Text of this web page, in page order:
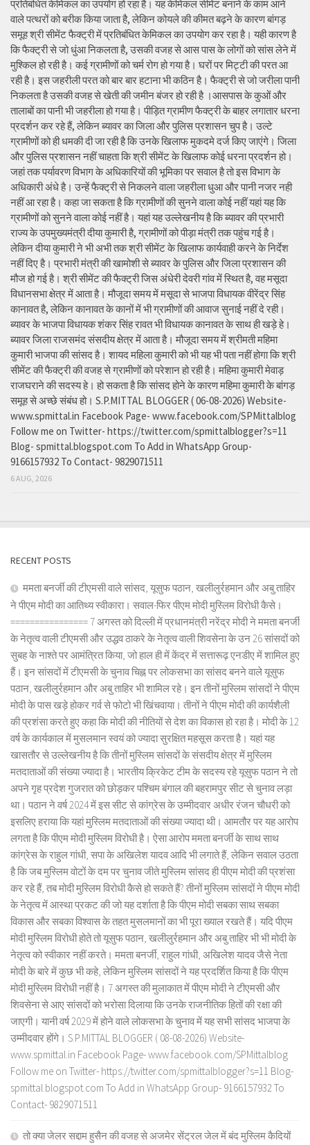
प्रतिबंधित केमिकल का उपयोग हो रहा है। यह केमिकल सीमेंट बनाने के काम आने
वाले पत्थरों को बरीक किया जाता है, लेकिन कोयले की कीमत बढ़ने के कारण बांगड़
समूह श्री सीमेंट फैक्ट्री में प्रतिबंधित केमिकल का उपयोग कर रहा है। यही कारण है
कि फैक्ट्री से जो धुंआ निकलता है, उसकी वजह से आस पास के लोगों को सांस लेने में
मुश्किल हो रही है। कई ग्रामीणों को चर्म रोग हो गया है। घरों पर मिट्टी की परत आ
रही है। इस जहरीली परत को बार बार हटाना भी कठिन है। फैक्ट्री से जो जरीला पानी
निकलता है उसकी वजह से खेती की जमीन बंजर हो रही है ।आसपास के कुओं और
तालाबों का पानी भी जहरीला हो गया है। पीड़ित ग्रामीण फैक्ट्री के बाहर लगातार धरना
प्रदर्शन कर रहे हैं, लेकिन ब्यावर का जिला और पुलिस प्रशासन चुप है। उल्टे
ग्रामीणों को ही धमकी दी जा रही है कि उनके खिलाफ मुकदमे दर्ज किए जाएंगे। जिला
और पुलिस प्रशासन नहीं चाहता कि श्री सीमेंट के खिलाफ कोई धरना प्रदर्शन हो।
जहां तक पर्यावरण विभाग के अधिकारियों की भूमिका पर सवाल है तो इस विभाग के
अधिकारी अंधे है। उन्हें फैक्ट्री से निकलने वाला जहरीला धुआ और पानी नजर नही
नहीं आ रहा है। कहा जा सकता है कि ग्रामीणों की सुनने वाला कोई नहीं यहां यह कि
ग्रामीणों को सुनने वाला कोई नहीं है। यहां यह उल्लेखनीय है कि ब्यावर की प्रभारी
राज्य के उपमुख्यमंत्री दीया कुमारी है, ग्रामीणों को पीड़ा मंत्री तक पहुंच गई है।
लेकिन दीया कुमारी ने भी अभी तक श्री सीमेंट के खिलाफ कार्यवाही करने के निर्देश
नहीं दिए है। प्रभारी मंत्री की खामोशी से ब्यावर के पुलिस और जिला प्रशासन की
मौज हो गई है। श्री सीमेंट की फैक्ट्री जिस अंधेरी देवरी गांव में स्थित है, वह मसूदा
विधानसभा क्षेत्र में आता है। मौजूदा समय में मसूदा से भाजपा विधायक वीरेंद्र सिंह
कानावत है, लेकिन कानावत के कानों में भी ग्रामीणों की आवाज सुनाई नहीं दे रही।
ब्यावर के भाजपा विधायक शंकर सिंह रावत भी विधायक कानावत के साथ ही खड़े हे।
ब्यावर जिला राजसमंद संसदीय क्षेत्र में आता है। मौजूदा समय में श्रीमती महिमा
कुमारी भाजपा की सांसद है। शायद महिला कुमारी को भी यह भी पता नहीं होगा कि श्री
सीमेंट की फैक्ट्री की वजह से ग्रामीणों को परेशान हो रही है। महिमा कुमारी मेवाड़
राजघराने की सदस्य हे। हो सकता है कि सांसद होने के कारण महिमा कुमारी के बांगड़
समूह से अच्छे संबंध हो। S.P.MITTAL BLOGGER ( 06-08-2026) Website-
www.spmittal.in Facebook Page- www.facebook.com/SPMittalblog
Follow me on Twitter- https://twitter.com/spmittalblogger?s=11
Blog- spmittal.blogspot.com To Add in WhatsApp Group-
9166157932 To Contact- 9829071511
6 AUG, 2026
RECENT POSTS
ममता बनर्जी की टीएमसी वाले सांसद, यूसुफ पठान, खलीलुर्रहमान और अबु ताहिर
ने पीएम मोदी का आतिथ्य स्वीकारा। सवाल-फिर पीएम मोदी मुस्लिम विरोधी कैसे।
================ 7 अगस्त को दिल्ली में प्रधानमंत्री नरेंद्र मोदी ने ममता बनर्जी
के नेतृत्व वाली टीएमसी और उद्धव ठाकरे के नेतृत्व वाली शिवसेना के उन 26 सांसदों को
सुबह के नाश्ते पर आमंत्रित किया, जो हाल ही में केंद्र में सत्तारूढ़ एनडीए में शामिल हुए
हैं। इन सांसदों में टीएमसी के चुनाव चिह्न पर लोकसभा का सांसद बनने वाले यूसुफ
पठान, खलीलुर्रहमान और अबु ताहिर भी शामिल रहे। इन तीनों मुस्लिम सांसदों ने पीएम
मोदी के पास खड़े होकर गर्व से फोटो भी खिंचवाया। तीनों ने पीएम मोदी की कार्यशैली
की प्रशंसा करते हुए कहा कि मोदी की नीतियों से देश का विकास हो रहा है। मोदी के 12
वर्ष के कार्यकाल में मुसलमान स्वयं को ज्यादा सुरक्षित महसूस करता है। यहां यह
खासतौर से उल्लेखनीय है कि तीनों मुस्लिम सांसदों के संसदीय क्षेत्र में मुस्लिम
मतदाताओं की संख्या ज्यादा है। भारतीय क्रिकेट टीम के सदस्य रहे यूसुफ पठान ने तो
अपने गृह प्रदेश गुजरात को छोड़कर पश्चिम बंगाल की बहरामपुर सीट से चुनाव लड़ा
था। पठान ने वर्ष 2024 में इस सीट से कांग्रेस के उम्मीदवार अधीर रंजन चौधरी को
इसलिए हराया कि यहां मुस्लिम मतदाताओं की संख्या ज्यादा थी। आमतौर पर यह आरोप
लगता है कि पीएम मोदी मुस्लिम विरोधी है। ऐसा आरोप ममता बनर्जी के साथ साथ
कांग्रेस के राहुल गांधी, सपा के अखिलेश यादव आदि भी लगाते हैं, लेकिन सवाल उठता
है कि जब मुस्लिम वोटों के दम पर चुनाव जीते मुस्लिम सांसद ही पीएम मोदी की प्रशंसा
कर रहे हैं, तब मोदी मुस्लिम विरोधी कैसे हो सकते हैं? तीनों मुस्लिम सांसदों ने पीएम मोदी
के नेतृत्व में आस्था प्रकट की जो यह दर्शाता है कि पीएम मोदी सबका साथ सबका
विकास और सबका विश्वास के तहत मुसलमानों का भी पूरा ख्याल रखते हैं। यदि पीएम
मोदी मुस्लिम विरोधी होते तो यूसुफ पठान, खलीलुर्रहमान और अबु ताहिर भी भी मोदी के
नेतृत्व को स्वीकार नहीं करते। ममता बनर्जी, राहुल गांधी, अखिलेश यादव जैसे नेता
मोदी के बारे में कुछ भी कहे, लेकिन मुस्लिम सांसदों ने यह प्रदर्शित किया है कि पीएम
मोदी मुस्लिम विरोधी नहीं है। 7 अगस्त की मुलाकात में पीएम मोदी ने टीएमसी और
शिवसेना से आए सांसदों को भरोसा दिलाया कि उनके राजनीतिक हितों की रक्षा की
जाएगी। यानी वर्ष 2029 में होने वाले लोकसभा के चुनाव में यह सभी सांसद भाजपा के
उम्मीदवार होंगे। S.P.MITTAL BLOGGER ( 08-08-2026) Website-
www.spmittal.in Facebook Page- www.facebook.com/SPMittalblog
Follow me on Twitter- https://twitter.com/spmittalblogger?s=11 Blog-
spmittal.blogspot.com To Add in WhatsApp Group- 9166157932 To
Contact- 9829071511
तो क्या जेलर सद्दाम हुसैन की वजह से अजमेर सेंट्रल जेल में बंद मुस्लिम कैदियों